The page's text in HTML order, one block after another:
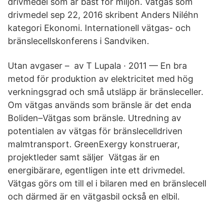
drivmedel sep 22, 2016 skribent Anders Niléhn
kategori Ekonomi. Internationell vätgas- och
bränslecellskonferens i Sandviken.
Utan avgaser – av T Lupala · 2011 — En bra
metod för produktion av elektricitet med hög
verkningsgrad och små utsläpp är bränsleceller.
Om vätgas används som bränsle är det enda
Boliden–Vätgas som bränsle. Utredning av
potentialen av vätgas för bränslecelldriven
malmtransport. GreenExergy konstruerar,
projektleder samt säljer Vätgas är en
energibärare, egentligen inte ett drivmedel.
Vätgas görs om till el i bilaren med en bränslecell
och därmed är en vätgasbil också en elbil.